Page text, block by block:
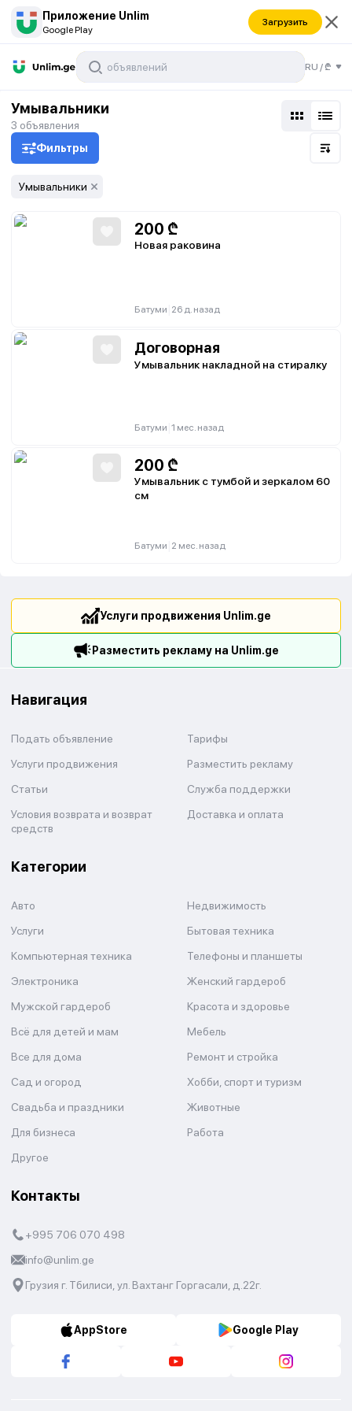
Приложение Unlim
Google Play
Загрузить
RU /₾
Умывальники
3 объявления
Фильтры
Умывальники
200 ₾
Новая раковина
Батуми 26 д. назад
Договорная
Умывальник накладной на стиралку
Батуми 1 мес. назад
200 ₾
Умывальник с тумбой и зеркалом 60
см
Батуми 2 мес. назад
Услуги продвижения Unlim.ge
Разместить рекламу на Unlim.ge
Навигация
Подать объявление
Тарифы
Услуги продвижения
Разместить рекламу
Статьи
Служба поддержки
Условия возврата и возврат
средств
Доставка и оплата
Категории
Авто
Недвижимость
Услуги
Бытовая техника
Компьютерная техника
Телефоны и планшеты
Электроника
Женский гардероб
Мужской гардероб
Красота и здоровье
Всё для детей и мам
Мебель
Все для дома
Ремонт и стройка
Сад и огород
Хобби, спорт и туризм
Свадьба и праздники
Животные
Для бизнеса
Работа
Другое
Контакты
+995 706 070 498
info@unlim.ge
Грузия г. Тбилиси, ул. Вахтанг Горгасали, д.22г.
AppStore Google Play